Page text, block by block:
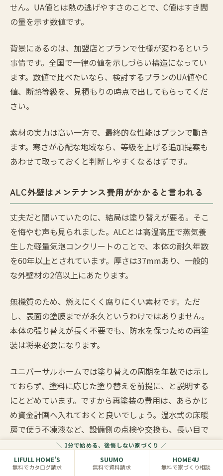
せん。UA値とは熱の逃げやすさのことで、C値はすき間
の量を示す数値です。
背景にあるのは、加盟店とプランで仕様が変わるという
事情です。全国で一律の値を示しづらい構造になってい
ます。数値で比べたいなら、検討するプランのUA値やC
値、断熱等級を、見積もりの時点で出してもらってくだ
さい。
素材の実力は高い一方で、最終的な性能はプランで動き
ます。寒さが心配な地域なら、等級を上げる追加提案も
あわせて取っておくと判断しやすくなるはずです。
ALC外壁はメンテナンス費用がかかると言われる
丈夫だと聞いていたのに、結局は塗り替えが要る。そこ
を悔やむ声も見られました。ALCとは高温高圧で蒸気養
生した軽量気泡コンクリートのことで、本体の耐久年数
を60年以上とされています。厚さは37mmあり、一般的
な外壁材の2倍以上にあたります。
無機質のため、燃えにくく腐りにくい素材です。ただ
し、表面の塗膜までが永久というわけではありません。
本体の張り替えが長く不要でも、防水を保つための再塗
装は将来必要になります。
ユニバーサルホームでは塗り替えの周期を年数では示し
ておらず、塗料に応じた塗り替えを前提に、と説明する
にとどめています。ですから再塗装の費用は、あらかじ
め資金計画へ入れておくと良いでしょう。温水式の床暖
房で使う不凍液など、設備側の点検や交換も、長い目で
見た維持費に含めておくと安心です。
他の設備でも、初期費用だけでなく維持費まで含めて他
＼ 1分で始める、後悔しない家づくり ／
LIFULL HOME'S
無料でカタログ請求
SUUMO
無料で資料請求
HOME4U
無料で家づくり相談